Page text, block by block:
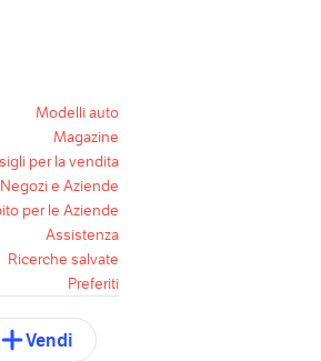
Modelli auto
Magazine
per la vendita
Negozi e Aziende
per le Aziende
Assistenza
Ricerche salvate
Preferiti
Vendi